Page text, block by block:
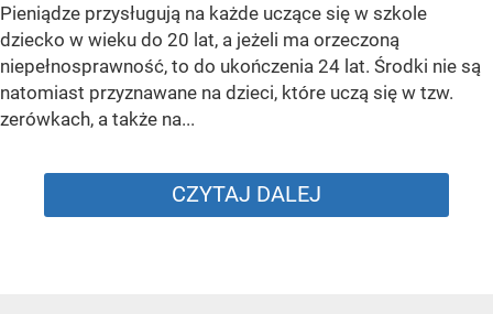
Pieniądze przysługują na każde uczące się w szkole
dziecko w wieku do 20 lat, a jeżeli ma orzeczoną
niepełnosprawność, to do ukończenia 24 lat. Środki nie są
natomiast przyznawane na dzieci, które uczą się w tzw.
zerówkach, a także na...
CZYTAJ DALEJ